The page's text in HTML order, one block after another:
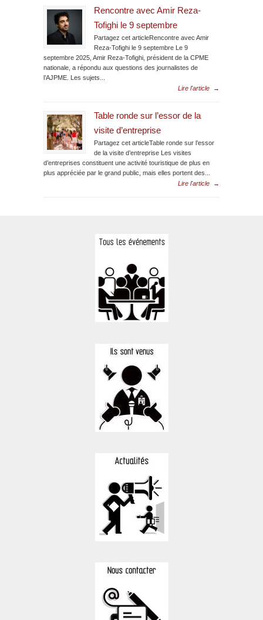
Rencontre avec Amir Reza-
Tofighi le 9 septembre
Partagez cet articleRencontre avec Amir
Reza-Tofighi le 9 septembre Le 9
septembre 2025, Amir Reza-Tofighi, président de la CPME
nationale, a répondu aux questions des journalistes de
l’AJPME. Les sujets...
Lire l'article
→
Table ronde sur l’essor de la
visite d’entreprise
Partagez cet articleTable ronde sur l’essor
de la visite d’entreprise Les visites
d’entreprises constituent une activité touristique de plus en
plus appréciée par le grand public, mais elles portent des...
Lire l'article
→